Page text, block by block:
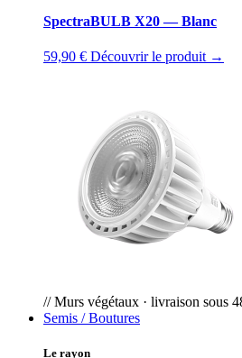
SpectraBULB X20 — Blanc
59,90 € Découvrir le produit →
// Murs végétaux · livraison sous
Semis / Boutures
Le rayon